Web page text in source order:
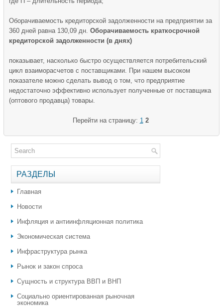
Оборачиваемость кредиторской задолженности на предприятии за
360 дней равна 130,09 дн. Оборачиваемость краткосрочной
кредиторской задолженности (в днях)
показывает, насколько быстро осуществляется потребительский
цикл взаиморасчетов с поставщиками. При нашем высоком
показателе можно сделать вывод о том, что предприятие
недостаточно эффективно использует полученные от поставщика
(оптового продавца) товары.
Перейти на страницу: 1 2
РАЗДЕЛЫ
Главная
Новости
Инфляция и антиинфляционная политика
Экономическая система
Инфраструктура рынка
Рынок и закон спроса
Сущность и структура ВВП и ВНП
Социально ориентированная рыночная
экономика